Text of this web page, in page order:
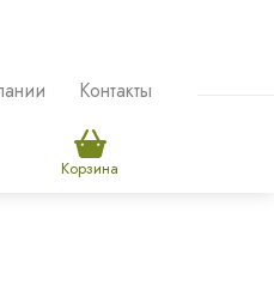
Контакты
Корзина